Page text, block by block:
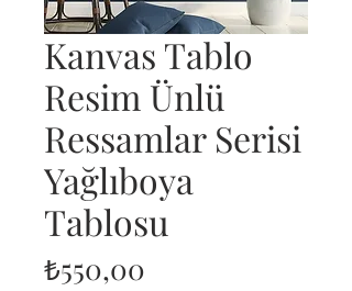
Kanvas Tablo
Resim Ünlü
Ressamlar Serisi
Yağlıboya
Tablosu
₺550,00